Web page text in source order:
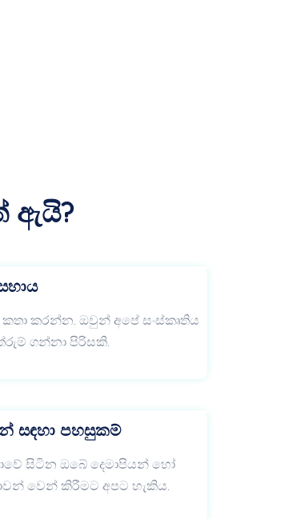
ඇයි?
කරන්න. ඔවුන් අපේ සංස්කෘතිය
ගන්නා පිරිසකි.
සඳහා පහසුකම්
සිටින ඔබේ දෙමාපියන් හෝ
වෙන් කිරීමට අපට හැකිය.